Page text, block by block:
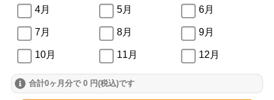
4月 5月 6月
7月 8月 9月
10月 11月 12月
2024年
合計0ヶ月分で 0 円(税込)です